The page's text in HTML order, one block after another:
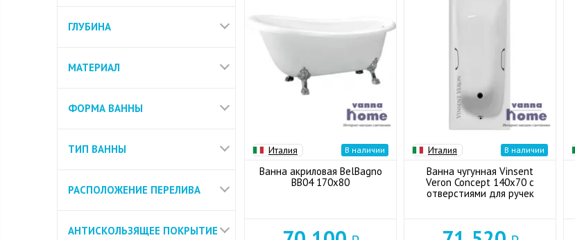
ГЛУБИНА
МАТЕРИАЛ
ФОРМА ВАННЫ
ТИП ВАННЫ
РАСПОЛОЖЕНИЕ ПЕРЕЛИВА
АНТИСКОЛЬЗЯЩЕЕ ПОКРЫТИЕ
Италия В наличии
Ванна акриловая BelBagno
BB04 170x80
Италия В наличии
Ванна чугунная Vinsent
Veron Concept 140x70 с
отверстиями для ручек